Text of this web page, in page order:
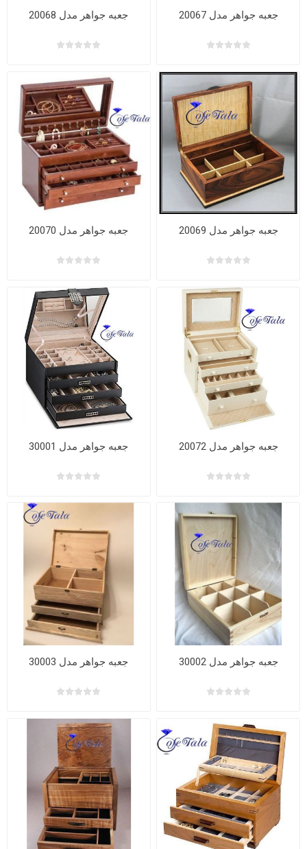
جعبه جواهر مدل 20067 جعبه جواهر مدل 20068
جعبه جواهر مدل 20069 جعبه جواهر مدل 20070
جعبه جواهر مدل 20072 جعبه جواهر مدل 30001
جعبه جواهر مدل 30002 جعبه جواهر مدل 30003